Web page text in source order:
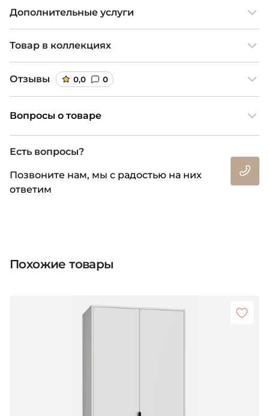
Дополнительные услуги
Товар в коллекциях
Отзывы 0,0 0
Вопросы о товаре
Есть вопросы?
Позвоните нам, мы с радостью на них
ответим
Похожие товары